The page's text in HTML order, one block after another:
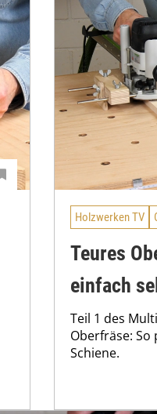
Holzwerken TV
Teures
einfach
Teil 1 des
Oberfräse: So
Schiene.